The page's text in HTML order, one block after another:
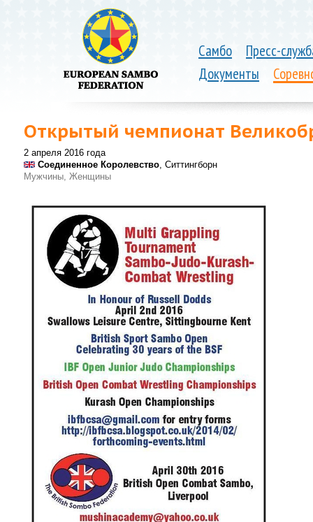
Самбо
Пресс-
Документы
Открытый чемпионат
2 апреля 2016 года
Соединенное Королевство, Ситтингборн
Мужчины, Женщины